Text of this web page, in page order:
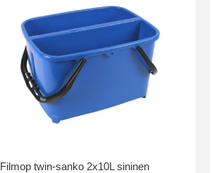
Filmop twin-sanko 2x10L sininen